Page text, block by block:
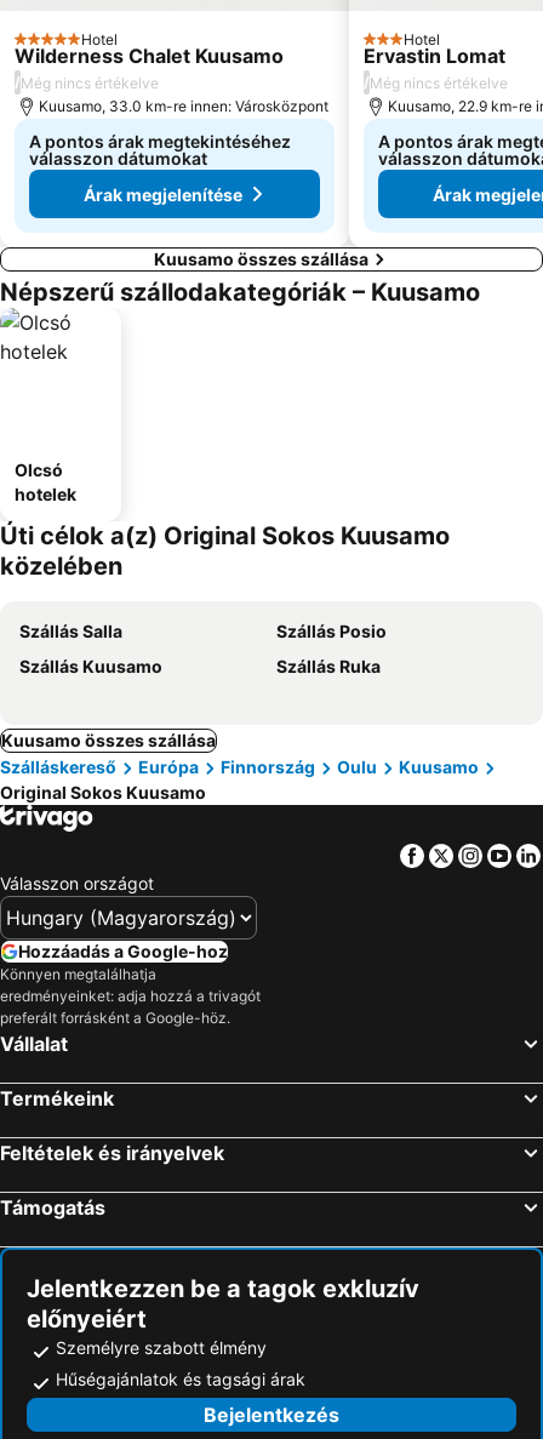
5 Kategória
Hotel
Wilderness Chalet Kuusamo
/Még nincs értékelve
Kuusamo, 33.0 km-re innen: Városközpont
A pontos árak megtekintéséhez
válasszon dátumokat
Árak megjelenítése
3 Kategória
Hotel
Ervastin Lomat
/Még nincs értékelve
Kuusamo, 22.9 km-re
A pontos árak
válasszon
Árak
Kuusamo összes szállása
Népszerű szállodakategóriák – Kuusamo
Olcsó
hotelek
Úti célok a(z) Original Sokos Kuusamo
közelében
Szállás Salla
Szállás Posio
Szállás Kuusamo
Szállás Ruka
Kuusamo összes szállása
Szálláskereső
Európa Finnország Oulu
Kuusamo
Original Sokos Kuusamo
Facebook
Twitter
Válasszon országot
Hozzáadás a Google-hoz
Könnyen megtalálhatja
eredményeinket: adja hozzá a trivagót
preferált forrásként a Google-höz.
Vállalat
Termékeink
Feltételek és irányelvek
Támogatás
Jelentkezzen be a tagok exkluzív
előnyeiért
Személyre szabott élmény
Hűségajánlatok és tagsági árak
Bejelentkezés